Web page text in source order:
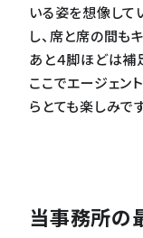
いる姿を想像して
し、席と席の間も
あと４脚ほどは補
ここでエージェン
らとても楽しみです
当事務所の